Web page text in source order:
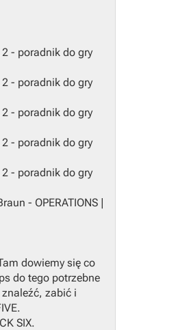
dowiemy się co
do tego potrzebne
zabić i
SIX.